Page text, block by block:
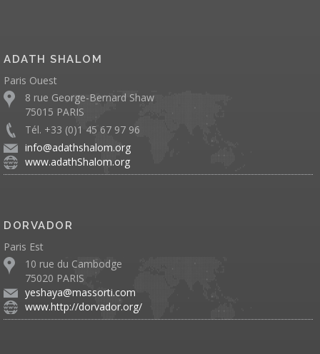
ADATH SHALOM
Paris Ouest
8 rue George-Bernard Shaw
75015 PARIS
Tél. +33 (0)1 45 67 97 96
info@adathshalom.org
www.adathShalom.org
DORVADOR
Paris Est
10 rue du Cambodge
75020 PARIS
yeshaya@massorti.com
www.http://dorvador.org/